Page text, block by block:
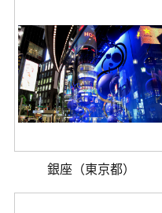
銀座（東京都）